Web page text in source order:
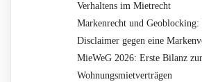
Verhaltens im Mietrecht
Markenrecht und Geoblocking:
Disclaimer gegen eine
MieWeG 2026: Erste Bilanz
Wohnungsmietverträgen